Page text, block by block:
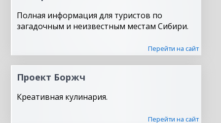
Полная информация для туристов по
загадочным и неизвестным местам Сибири.
Перейти на сайт
Проект Боржч
Креативная кулинария.
Перейти на сайт